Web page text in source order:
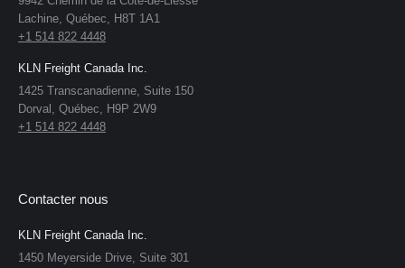
Lachine, Québec, H8T 1A1
+1 514 822 4448
KLN Freight Canada Inc.
1425 Transcanadienne, Suite 150
Dorval, Québec, H9P 2W9
+1 514 822 4448
Contacter nous
KLN Freight Canada Inc.
1450 Meyerside Drive, Suite 301